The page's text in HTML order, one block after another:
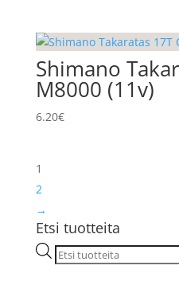
Shimano
M8000 (11v)
6.20€
1
2
→
Etsi tuotteita
Products